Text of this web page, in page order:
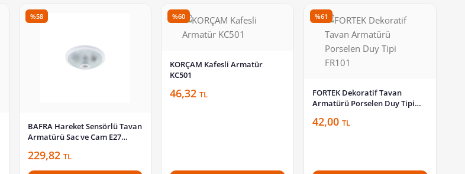
%58
BAFRA Hareket Sensörlü Tavan
Armatürü Sac ve Cam E27
229,82 TL
%60
KORÇAM Kafesli Armatür
KC501
46,32TL
%61
FORTEK Dekoratif Tavan
Armatürü Porselen Duy Tipi
42,00TL